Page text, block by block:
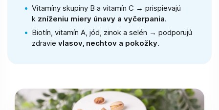
Vitamíny skupiny B a vitamín C → prispievajú
k zníženiu miery únavy a vyčerpania.
Biotín, vitamín A, jód, zinok a selén → podporujú
zdravie vlasov, nechtov a pokožky.